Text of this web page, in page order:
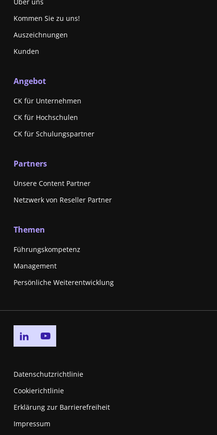
Kommen Sie zu uns!
Auszeichnungen
Kunden
Angebot
CK für Unternehmen
CK für Hochschulen
CK für Schulungspartner
Partners
Unsere Content Partner
Netzwerk von Reseller Partner
Themen
Führungskompetenz
Management
Persönliche Weiterentwicklung
Go to linkedin page
Datenschutzrichtlinie
Cookierichtlinie
Erklärung zur Barrierefreiheit
Impressum